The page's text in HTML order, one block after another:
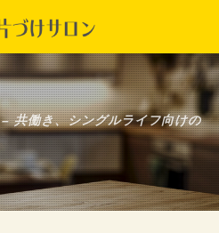
– 共働き、シングルライフ向けの